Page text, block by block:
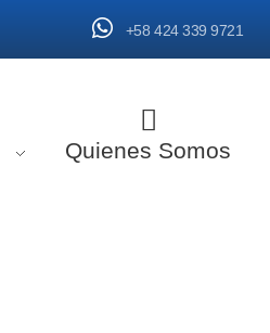
+58 424 339 9721
Quienes Somos